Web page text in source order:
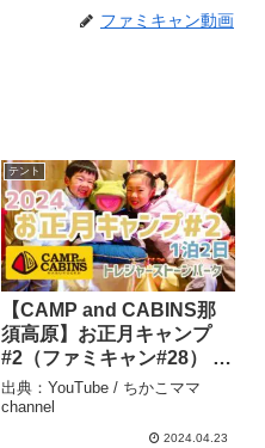
ファミキャン動画
テント
【CAMP and CABINS那
須高原】お正月キャンプ
#2（ファミキャン#28） –
ちかこママchannel
出典：YouTube / ちかこママ
channel
2024.04.23